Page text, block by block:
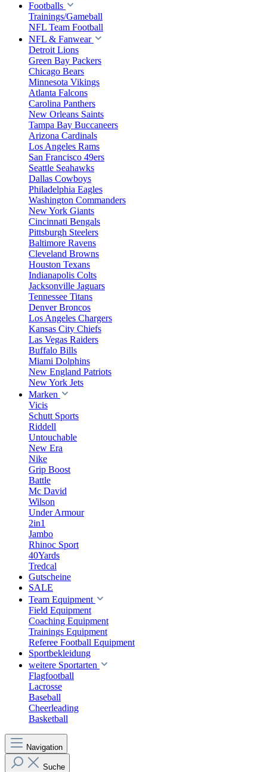
Footballs
Trainings/Gameball
NFL Team Football
NFL & Fanwear
Detroit Lions
Green Bay Packers
Chicago Bears
Minnesota Vikings
Atlanta Falcons
Carolina Panthers
New Orleans Saints
Tampa Bay Buccaneers
Arizona Cardinals
Los Angeles Rams
San Francisco 49ers
Seattle Seahawks
Dallas Cowboys
Philadelphia Eagles
Washington Commanders
New York Giants
Cincinnati Bengals
Pittsburgh Steelers
Baltimore Ravens
Cleveland Browns
Houston Texans
Indianapolis Colts
Jacksonville Jaguars
Tennessee Titans
Denver Broncos
Los Angeles Chargers
Kansas City Chiefs
Las Vegas Raiders
Buffalo Bills
Miami Dolphins
New England Patriots
New York Jets
Marken
Vicis
Schutt Sports
Riddell
Untouchable
New Era
Nike
Grip Boost
Battle
Mc David
Wilson
Under Armour
2in1
Jambo
Rhinoc Sport
40Yards
Tredcal
Gutscheine
SALE
Team Equipment
Field Equipment
Coaching Equipment
Trainings Equipment
Referee Football Equipment
Sportbekleidung
weitere Sportarten
Flagfootball
Lacrosse
Baseball
Cheerleading
Basketball
Navigation
Suche